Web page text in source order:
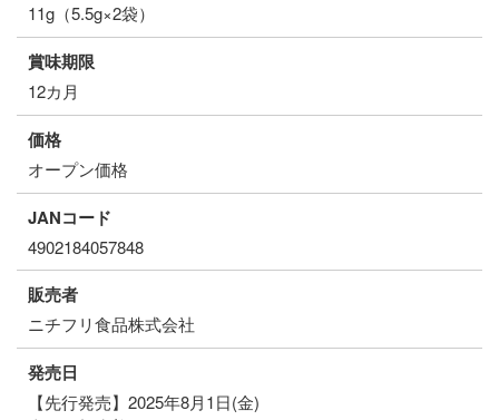
11g（5.5g×2袋）
賞味期限
12カ月
価格
オープン価格
JANコード
4902184057848
販売者
ニチフリ食品株式会社
発売日
【先行発売】2025年8月1日(金)